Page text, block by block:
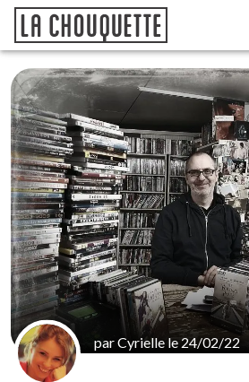
par Cyrielle le 24/02/22